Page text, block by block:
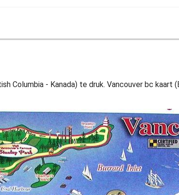
Columbia - Kanada) te druk. Vancouver bc kaart